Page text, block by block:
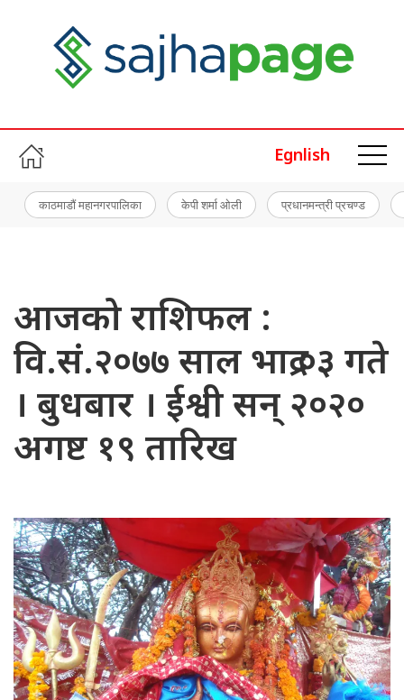
Egnlish
काठमाडौं महानगरपालिका केपी शर्मा ओली प्रधानमन्त्री प्रचण्ड
आजको राशिफल :
वि.सं.२०७७ साल भाद्र ०३ गते
। बुधबार । ईश्वी सन् २०२०
अगष्ट १९ तारिख